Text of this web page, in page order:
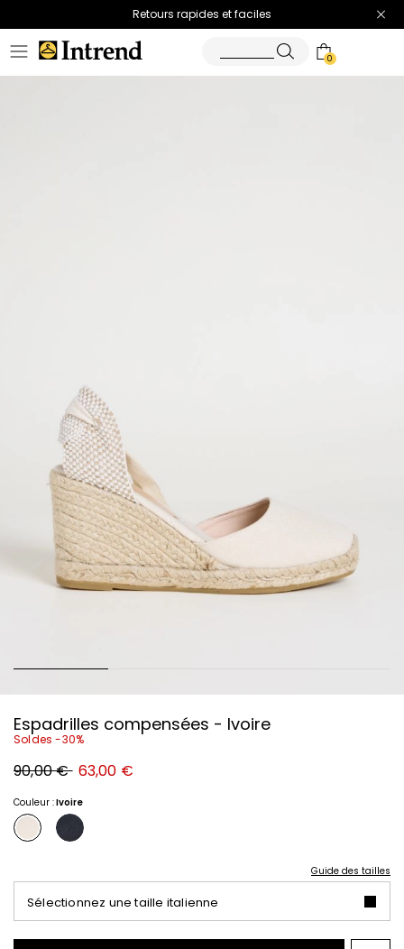
Retours rapides et faciles
0
Espadrilles compensées - Ivoire
Soldes -30%
Prix
original
€
90,00 € Nouveau
prix
€
63,00 €
Couleur :Ivoire
Guide des tailles
Sélectionnez une taille italienne